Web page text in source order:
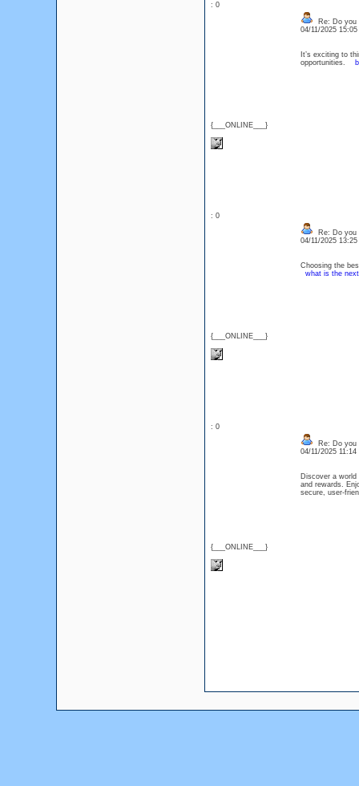
: 0
{___ONLINE___}
Re: Do you
04/11/2025
It’s exciting to
opportunities.
: 0
{___ONLINE___}
Re: Do you
04/11/2025
Choosing the
what is the
: 0
{___ONLINE___}
Re: Do you
04/11/2025 11:14
Discover a
and rewards.
secure, user-